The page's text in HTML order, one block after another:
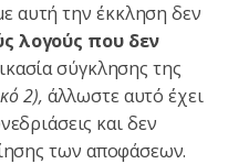
αυτή την έκκληση δεν
λογούς που δεν
σύγκλησης της
2), άλλωστε αυτό έχει
και δεν
των αποφάσεων.